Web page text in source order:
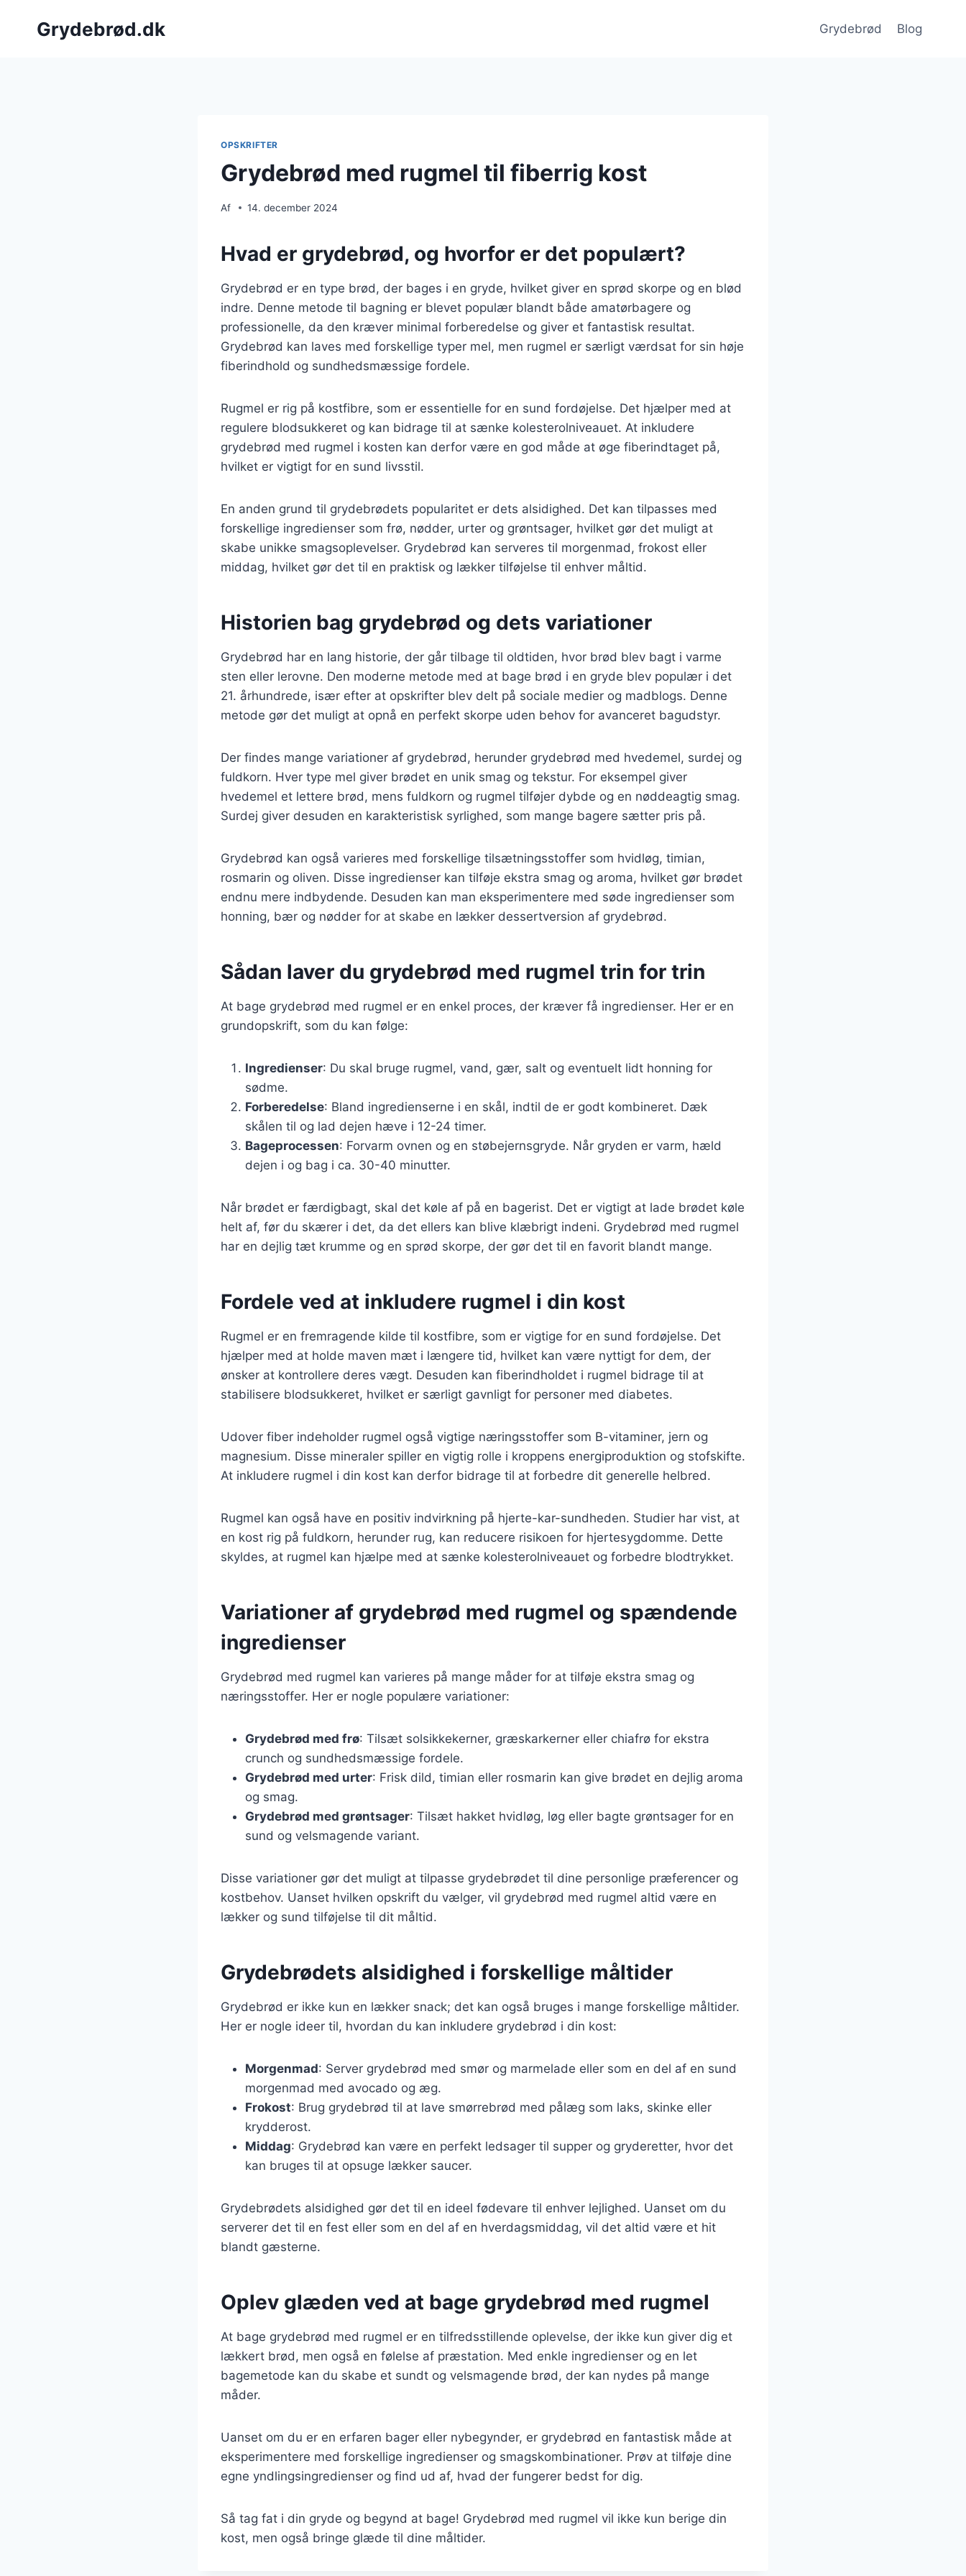
Grydebrød.dk Grydebrød Blog
OPSKRIFTER
Grydebrød med rugmel til fiberrig kost
Af 14. december 2024
Hvad er grydebrød, og hvorfor er det populært?
Grydebrød er en type brød, der bages i en gryde, hvilket giver en sprød skorpe og en blød
indre. Denne metode til bagning er blevet populær blandt både amatørbagere og
professionelle, da den kræver minimal forberedelse og giver et fantastisk resultat.
Grydebrød kan laves med forskellige typer mel, men rugmel er særligt værdsat for sin høje
fiberindhold og sundhedsmæssige fordele.
Rugmel er rig på kostfibre, som er essentielle for en sund fordøjelse. Det hjælper med at
regulere blodsukkeret og kan bidrage til at sænke kolesterolniveauet. At inkludere
grydebrød med rugmel i kosten kan derfor være en god måde at øge fiberindtaget på,
hvilket er vigtigt for en sund livsstil.
En anden grund til grydebrødets popularitet er dets alsidighed. Det kan tilpasses med
forskellige ingredienser som frø, nødder, urter og grøntsager, hvilket gør det muligt at
skabe unikke smagsoplevelser. Grydebrød kan serveres til morgenmad, frokost eller
middag, hvilket gør det til en praktisk og lækker tilføjelse til enhver måltid.
Historien bag grydebrød og dets variationer
Grydebrød har en lang historie, der går tilbage til oldtiden, hvor brød blev bagt i varme
sten eller lerovne. Den moderne metode med at bage brød i en gryde blev populær i det
21. århundrede, især efter at opskrifter blev delt på sociale medier og madblogs. Denne
metode gør det muligt at opnå en perfekt skorpe uden behov for avanceret bagudstyr.
Der findes mange variationer af grydebrød, herunder grydebrød med hvedemel, surdej og
fuldkorn. Hver type mel giver brødet en unik smag og tekstur. For eksempel giver
hvedemel et lettere brød, mens fuldkorn og rugmel tilføjer dybde og en nøddeagtig smag.
Surdej giver desuden en karakteristisk syrlighed, som mange bagere sætter pris på.
Grydebrød kan også varieres med forskellige tilsætningsstoffer som hvidløg, timian,
rosmarin og oliven. Disse ingredienser kan tilføje ekstra smag og aroma, hvilket gør brødet
endnu mere indbydende. Desuden kan man eksperimentere med søde ingredienser som
honning, bær og nødder for at skabe en lækker dessertversion af grydebrød.
Sådan laver du grydebrød med rugmel trin for trin
At bage grydebrød med rugmel er en enkel proces, der kræver få ingredienser. Her er en
grundopskrift, som du kan følge:
Ingredienser: Du skal bruge rugmel, vand, gær, salt og eventuelt lidt honning for
sødme.
Forberedelse: Bland ingredienserne i en skål, indtil de er godt kombineret. Dæk
skålen til og lad dejen hæve i 12-24 timer.
Bageprocessen: Forvarm ovnen og en støbejernsgryde. Når gryden er varm, hæld
dejen i og bag i ca. 30-40 minutter.
Når brødet er færdigbagt, skal det køle af på en bagerist. Det er vigtigt at lade brødet køle
helt af, før du skærer i det, da det ellers kan blive klæbrigt indeni. Grydebrød med rugmel
har en dejlig tæt krumme og en sprød skorpe, der gør det til en favorit blandt mange.
Fordele ved at inkludere rugmel i din kost
Rugmel er en fremragende kilde til kostfibre, som er vigtige for en sund fordøjelse. Det
hjælper med at holde maven mæt i længere tid, hvilket kan være nyttigt for dem, der
ønsker at kontrollere deres vægt. Desuden kan fiberindholdet i rugmel bidrage til at
stabilisere blodsukkeret, hvilket er særligt gavnligt for personer med diabetes.
Udover fiber indeholder rugmel også vigtige næringsstoffer som B-vitaminer, jern og
magnesium. Disse mineraler spiller en vigtig rolle i kroppens energiproduktion og stofskifte.
At inkludere rugmel i din kost kan derfor bidrage til at forbedre dit generelle helbred.
Rugmel kan også have en positiv indvirkning på hjerte-kar-sundheden. Studier har vist, at
en kost rig på fuldkorn, herunder rug, kan reducere risikoen for hjertesygdomme. Dette
skyldes, at rugmel kan hjælpe med at sænke kolesterolniveauet og forbedre blodtrykket.
Variationer af grydebrød med rugmel og spændende
ingredienser
Grydebrød med rugmel kan varieres på mange måder for at tilføje ekstra smag og
næringsstoffer. Her er nogle populære variationer:
Grydebrød med frø: Tilsæt solsikkekerner, græskarkerner eller chiafrø for ekstra
crunch og sundhedsmæssige fordele.
Grydebrød med urter: Frisk dild, timian eller rosmarin kan give brødet en dejlig aroma
og smag.
Grydebrød med grøntsager: Tilsæt hakket hvidløg, løg eller bagte grøntsager for en
sund og velsmagende variant.
Disse variationer gør det muligt at tilpasse grydebrødet til dine personlige præferencer og
kostbehov. Uanset hvilken opskrift du vælger, vil grydebrød med rugmel altid være en
lækker og sund tilføjelse til dit måltid.
Grydebrødets alsidighed i forskellige måltider
Grydebrød er ikke kun en lækker snack; det kan også bruges i mange forskellige måltider.
Her er nogle ideer til, hvordan du kan inkludere grydebrød i din kost:
Morgenmad: Server grydebrød med smør og marmelade eller som en del af en sund
morgenmad med avocado og æg.
Frokost: Brug grydebrød til at lave smørrebrød med pålæg som laks, skinke eller
krydderost.
Middag: Grydebrød kan være en perfekt ledsager til supper og gryderetter, hvor det
kan bruges til at opsuge lækker saucer.
Grydebrødets alsidighed gør det til en ideel fødevare til enhver lejlighed. Uanset om du
serverer det til en fest eller som en del af en hverdagsmiddag, vil det altid være et hit
blandt gæsterne.
Oplev glæden ved at bage grydebrød med rugmel
At bage grydebrød med rugmel er en tilfredsstillende oplevelse, der ikke kun giver dig et
lækkert brød, men også en følelse af præstation. Med enkle ingredienser og en let
bagemetode kan du skabe et sundt og velsmagende brød, der kan nydes på mange
måder.
Uanset om du er en erfaren bager eller nybegynder, er grydebrød en fantastisk måde at
eksperimentere med forskellige ingredienser og smagskombinationer. Prøv at tilføje dine
egne yndlingsingredienser og find ud af, hvad der fungerer bedst for dig.
Så tag fat i din gryde og begynd at bage! Grydebrød med rugmel vil ikke kun berige din
kost, men også bringe glæde til dine måltider.